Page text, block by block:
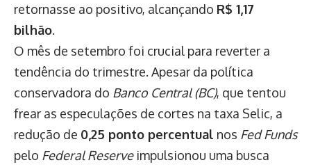
retornasse ao positivo, alcançando R$ 1,17
bilhão.
O mês de setembro foi crucial para reverter a
tendência do trimestre. Apesar da política
conservadora do Banco Central (BC), que tentou
frear as especulações de cortes na taxa Selic, a
redução de 0,25 ponto percentual nos Fed Funds
pelo Federal Reserveimpulsionou uma busca